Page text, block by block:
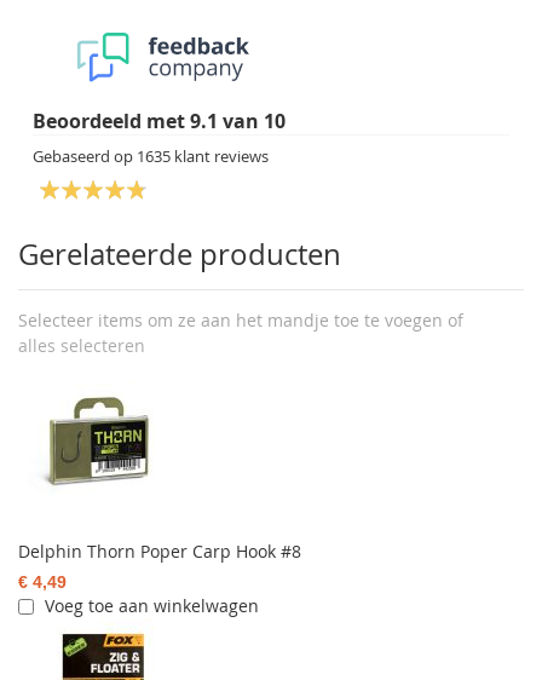
Beoordeeld met9.1 van 10
Gebaseerd op 1635 klant reviews
Gerelateerde producten
Selecteer items om ze aan het mandje toe te voegen of
alles selecteren
Delphin Thorn Poper Carp Hook #8
€ 4,49
Voeg toe aan winkelwagen